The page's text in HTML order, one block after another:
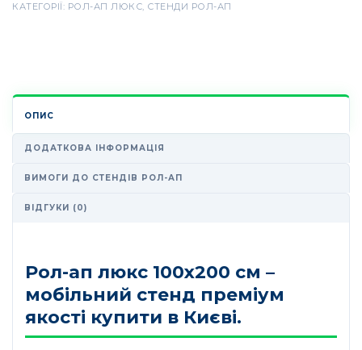
КАТЕГОРІЇ: РОЛ-АП ЛЮКС, СТЕНДИ РОЛ-АП
ОПИС
ДОДАТКОВА ІНФОРМАЦІЯ
ВИМОГИ ДО СТЕНДІВ РОЛ-АП
ВІДГУКИ (0)
Рол-ап люкс 100х200 см –
мобільний стенд преміум
якості купити в Києві.